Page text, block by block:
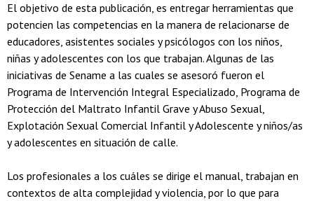
El objetivo de esta publicación, es entregar herramientas que
potencien las competencias en la manera de relacionarse de
educadores, asistentes sociales y psicólogos con los niños,
niñas y adolescentes con los que trabajan. Algunas de las
iniciativas de Sename a las cuales se asesoró fueron el
Programa de Intervención Integral Especializado, Programa de
Protección del Maltrato Infantil Grave y Abuso Sexual,
Explotación Sexual Comercial Infantil y Adolescente y niños/as
y adolescentes en situación de calle.
Los profesionales a los cuáles se dirige el manual, trabajan en
contextos de alta complejidad y violencia, por lo que para